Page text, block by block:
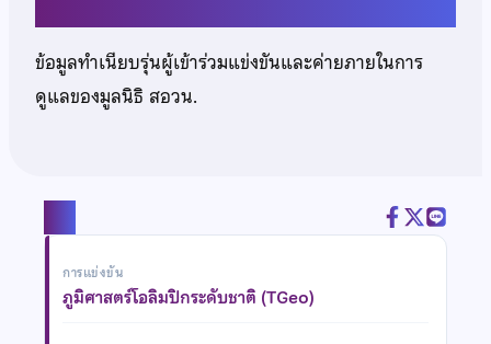
ข้อมูลทำเนียบรุ่นผู้เข้าร่วมแข่งขันและค่ายภายในการ
ดูแลของมูลนิธิ สอวน.
การแข่งขัน
ภูมิศาสตร์โอลิมปิกระดับชาติ (TGeo)